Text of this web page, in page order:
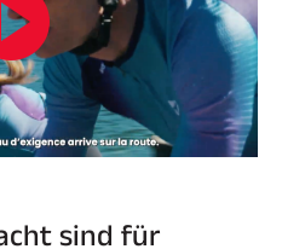
sind für